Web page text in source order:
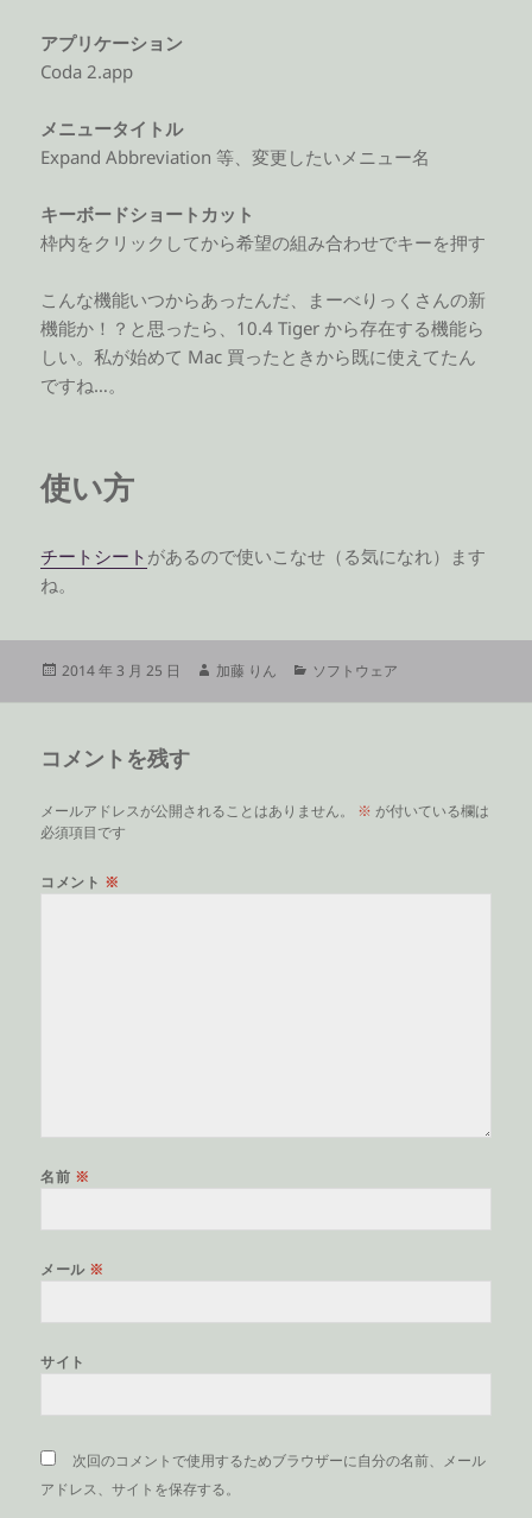
アプリケーション
Coda 2.app
メニュータイトル
Expand Abbreviation 等、変更したいメニュー名
キーボードショートカット
枠内をクリックしてから希望の組み合わせでキーを押す
こんな機能いつからあったんだ、まーべりっくさんの新
機能か！？と思ったら、10.4 Tiger から存在する機能ら
しい。私が始めて Mac 買ったときから既に使えてたん
ですね…。
使い方
チートシート があるので使いこなせ（る気になれ）ます
ね。
投
2014 年 3 月 25 日
作
加藤 りん
カ
ソフトウェア
コメントを残す
メールアドレスが公開されることはありません。 ※ が付いている欄は
必須項目です
コメント ※
名前 ※
メール ※
サイト
次回のコメントで使用するためブラウザーに自分の名前、メール
アドレス、サイトを保存する。